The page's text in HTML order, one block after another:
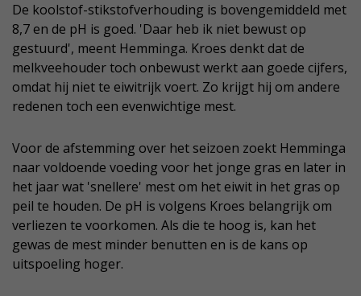
De koolstof-stikstofverhouding is bovengemiddeld met
8,7 en de pH is goed. 'Daar heb ik niet bewust op
gestuurd', meent Hemminga. Kroes denkt dat de
melkveehouder toch onbewust werkt aan goede cijfers,
omdat hij niet te eiwitrijk voert. Zo krijgt hij om andere
redenen toch een evenwichtige mest.
Voor de afstemming over het seizoen zoekt Hemminga
naar voldoende voeding voor het jonge gras en later in
het jaar wat 'snellere' mest om het eiwit in het gras op
peil te houden. De pH is volgens Kroes belangrijk om
verliezen te voorkomen. Als die te hoog is, kan het
gewas de mest minder benutten en is de kans op
uitspoeling hoger.